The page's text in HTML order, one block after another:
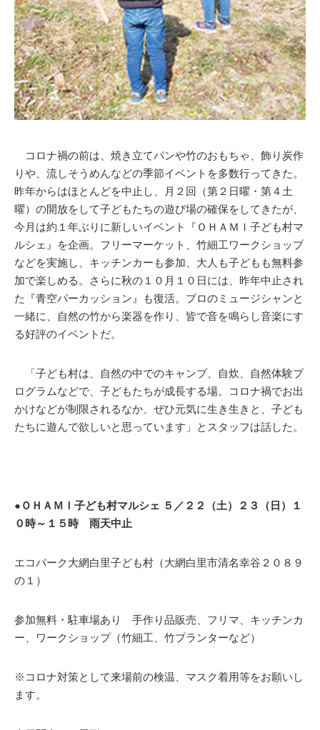
コロナ禍の前は、焼き立てパンや竹のおもちゃ、飾り炭作
りや、流しそうめんなどの季節イベントを多数行ってきた。
昨年からはほとんどを中止し、月２回（第２日曜・第４土
曜）の開放をして子どもたちの遊び場の確保をしてきたが、
今月は約１年ぶりに新しいイベント『ＯＨＡＭＩ子ども村マ
ルシェ』を企画。フリーマーケット、竹細工ワークショップ
などを実施し、キッチンカーも参加、大人も子どもも無料参
加で楽しめる。さらに秋の１０月１０日には、昨年中止され
た『青空パーカッション』も復活。プロのミュージシャンと
一緒に、自然の竹から楽器を作り、皆で音を鳴らし音楽にす
る好評のイベントだ。
「子ども村は、自然の中でのキャンプ、自炊、自然体験プ
ログラムなどで、子どもたちが成長する場。コロナ禍でお出
かけなどが制限されるなか、ぜひ元気に生き生きと、子ども
たちに遊んで欲しいと思っています」とスタッフは話した。
●ＯＨＡＭＩ子ども村マルシェ ５／２２（土）２３（日）１
０時～１５時 雨天中止
エコパーク大網白里子ども村（大網白里市清名幸谷２０８９
の１）
参加無料・駐車場あり 手作り品販売、フリマ、キッチンカ
ー、ワークショップ（竹細工、竹プランターなど）
※コロナ対策として来場前の検温、マスク着用等をお願いし
ます。